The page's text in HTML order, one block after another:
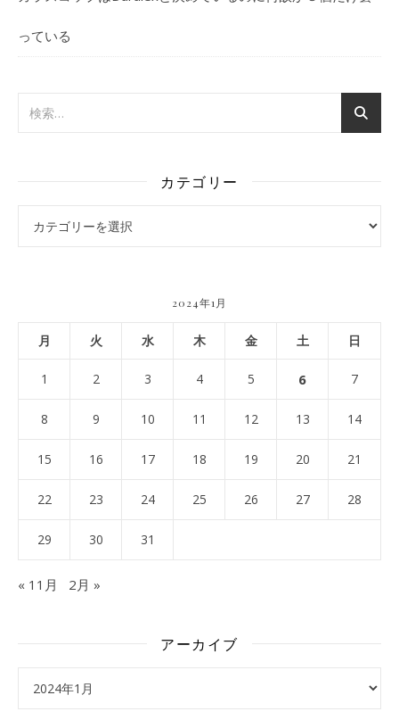
っている
カテゴリー
2024年1月
月 火 水 木 金 土 日
1 2 3 4 5 6 7
8 9 10 11 12 13 14
15 16 17 18 19 20 21
22 23 24 25 26 27 28
29 30 31
« 11月 2月 »
アーカイブ